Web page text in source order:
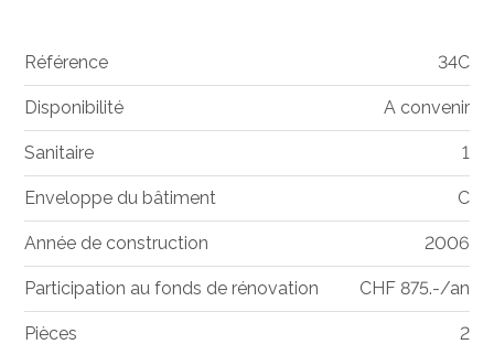
Référence 34C
Disponibilité A convenir
Sanitaire 1
Enveloppe du bâtiment C
Année de construction 2006
Participation au fonds de rénovation CHF 875.-/an
Pièces 2